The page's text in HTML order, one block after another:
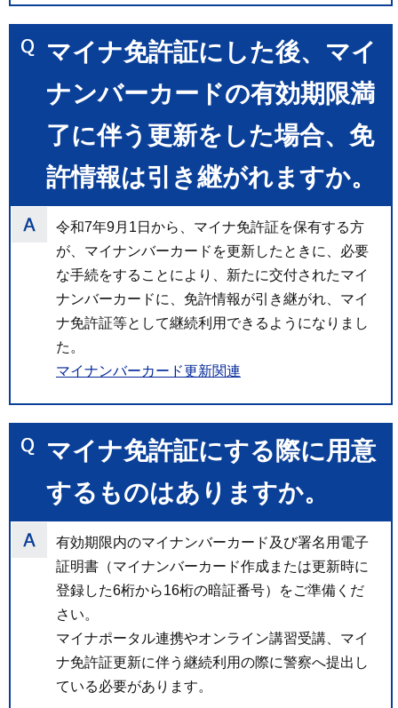
マイナ免許証にした後、マイ
ナンバーカードの有効期限満
了に伴う更新をした場合、免
許情報は引き継がれますか。
令和7年9月1日から、マイナ免許証を保有する方
が、マイナンバーカードを更新したときに、必要
な手続をすることにより、新たに交付されたマイ
ナンバーカードに、免許情報が引き継がれ、マイ
ナ免許証等として継続利用できるようになりまし
た。
マイナンバーカード更新関連
マイナ免許証にする際に用意
するものはありますか。
有効期限内のマイナンバーカード及び署名用電子
証明書（マイナンバーカード作成または更新時に
登録した6桁から16桁の暗証番号）をご準備くだ
さい。
マイナポータル連携やオンライン講習受講、マイ
ナ免許証更新に伴う継続利用の際に警察へ提出し
ている必要があります。